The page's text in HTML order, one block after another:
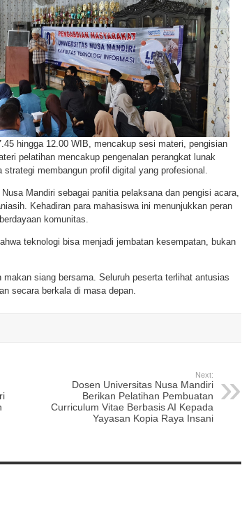
hingga 12.00 WIB, mencakup sesi materi, pengisian
pelatihan mencakup pengenalan perangkat lunak
membangun profil digital yang profesional.
Mandiri sebagai panitia pelaksana dan pengisi acara,
Kehadiran para mahasiswa ini menunjukkan peran
komunitas.
teknologi bisa menjadi jembatan kesempatan, bukan
siang bersama. Seluruh peserta terlihat antusias
secara berkala di masa depan.
Next:
Dosen Universitas Nusa Mandiri
Berikan Pelatihan Pembuatan
Curriculum Vitae Berbasis AI Kepada
Yayasan Kopia Raya Insani